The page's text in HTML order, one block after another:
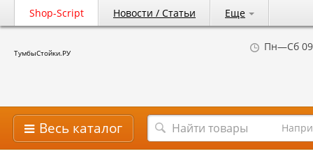
Shop-Script Новости / Статьи Еще
ТумбыСтойки.РУ Пн—Сб
Весь каталог